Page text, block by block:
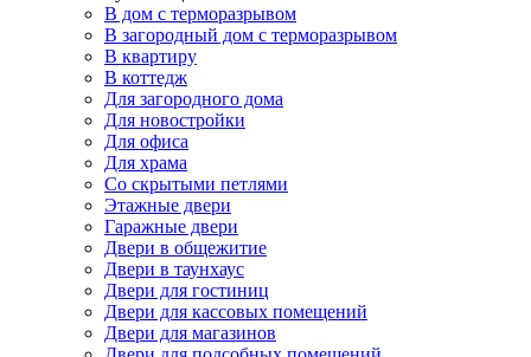
В дом с терморазрывом
В загородный дом с терморазрывом
В квартиру
В коттедж
Для загородного дома
Для новостройки
Для офиса
Для храма
Со скрытыми петлями
Этажные двери
Гаражные двери
Двери в общежитие
Двери в таунхаус
Двери для гостиниц
Двери для кассовых помещений
Двери для магазинов